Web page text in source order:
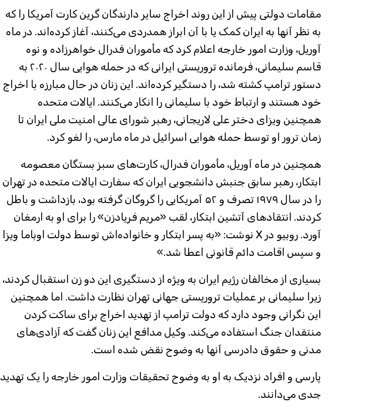
مقامات دولتی پیش از این روند اخراج سایر دارندگان گرین کارت آمریکا را که
به نظر آنها به ایران کمک یا با آن ابراز همدردی می‌کنند، آغاز کرده‌اند. در ماه
آوریل، وزارت امور خارجه اعلام کرد که مأموران فدرال خواهرزاده و نوه
قاسم سلیمانی، فرمانده تروریستی ایرانی که در حمله هوایی سال ۲۰۲۰ به
دستور ترامپ کشته شد، را دستگیر کرده‌اند. این زنان در حال مبارزه با اخراج
خود هستند و ارتباط خود با سلیمانی را انکار می‌کنند. ایالات متحده
همچنین ویزای دختر علی لاریجانی، رهبر شورای عالی امنیت ملی ایران تا
زمان ترور او توسط حمله هوایی اسرائیل در ماه مارس، را لغو کرد.
همچنین در ماه آوریل، مأموران فدرال، کارت‌های سبز بستگان معصومه
ابتکار، رهبر سابق جنبش دانشجویی ایران که سفارت ایالات متحده در تهران
را در سال ۱۹۷۹ تصرف و ۵۲ آمریکایی را گروگان گرفته بود، بازداشت و باطل
کردند. انتقادهای آتشین ابتکار، لقب «مریم فریادزن» را برای او به ارمغان
آورد. روبیو در X نوشت: «به پسر ابتکار و خانواده‌اش توسط دولت اوباما ویزا
و سپس اقامت دائم قانونی اعطا شد.»
بسیاری از مخالفان رژیم ایران به ویژه از دستگیری این دو زن استقبال کردند،
زیرا سلیمانی بر عملیات تروریستی جهانی تهران نظارت داشت. اما همچنین
این نگرانی وجود دارد که دولت ترامپ از تهدید اخراج برای ساکت کردن
منتقدان جنگ استفاده می‌کند. وکیل مدافع این زنان گفت که آزادی‌های
مدنی و حقوق دادرسی آنها به وضوح نقض شده است.
پارسی و افراد نزدیک به او به وضوح تحقیقات وزارت امور خارجه را یک تهدید
جدی می‌دانند.